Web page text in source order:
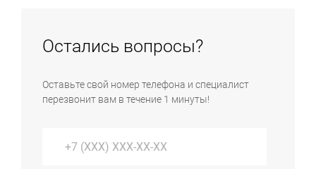
центре, мы направим к вам инженера, который
преимущественно выполняются услуги по ремонту
крупной бытовой техники и установке всей
Остались вопросы?
Оставьте свой номер телефона и специалист
перезвонит вам в течение 1 минуты!